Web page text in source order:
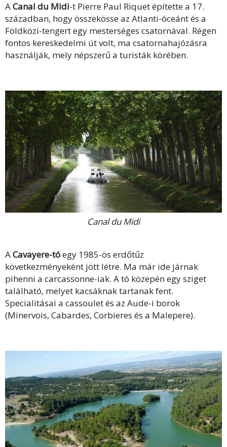
ACanal du Midi-t Pierre Paul Riquet építette a 17.
században, hogy összekösse az Atlanti-óceánt és a
Földközi-tengert egy mesterséges csatornával. Régen
fontos kereskedelmi út volt, ma csatornahajózásra
használják, mely népszerű a turisták körében.
Canal du Midi
ACavayere-tóegy 1985-ös erdőtűz
következményeként jött létre. Ma már ide járnak
pihenni a carcassonne-iak. A tó közepén egy sziget
található, melyet kacsáknak tartanak fent.
Specialitásai a cassoulet és az Aude-i borok
(Minervois, Cabardes, Corbieres és a Malepere).